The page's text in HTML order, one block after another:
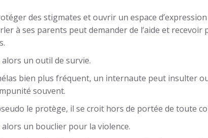
des stigmates et ouvrir un espace
à ses parents peut demander de l’aide et recevoir
alors un outil de survie.
hélas bien plus fréquent, un internaute peut insulter
souvent.
le protège, il se croit hors de portée de toute
alors un bouclier pour la violence.